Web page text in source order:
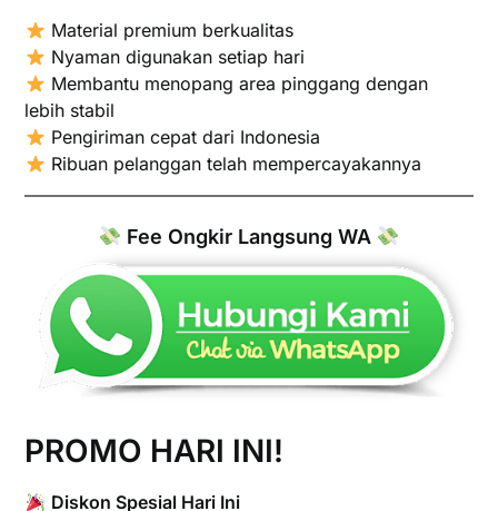
Material premium berkualitas
Nyaman digunakan setiap hari
Membantu menopang area pinggang dengan
lebih stabil
Pengiriman cepat dari Indonesia
Ribuan pelanggan telah mempercayakannya
Fee Ongkir Langsung WA
PROMO HARI INI!
Diskon Spesial Hari Ini